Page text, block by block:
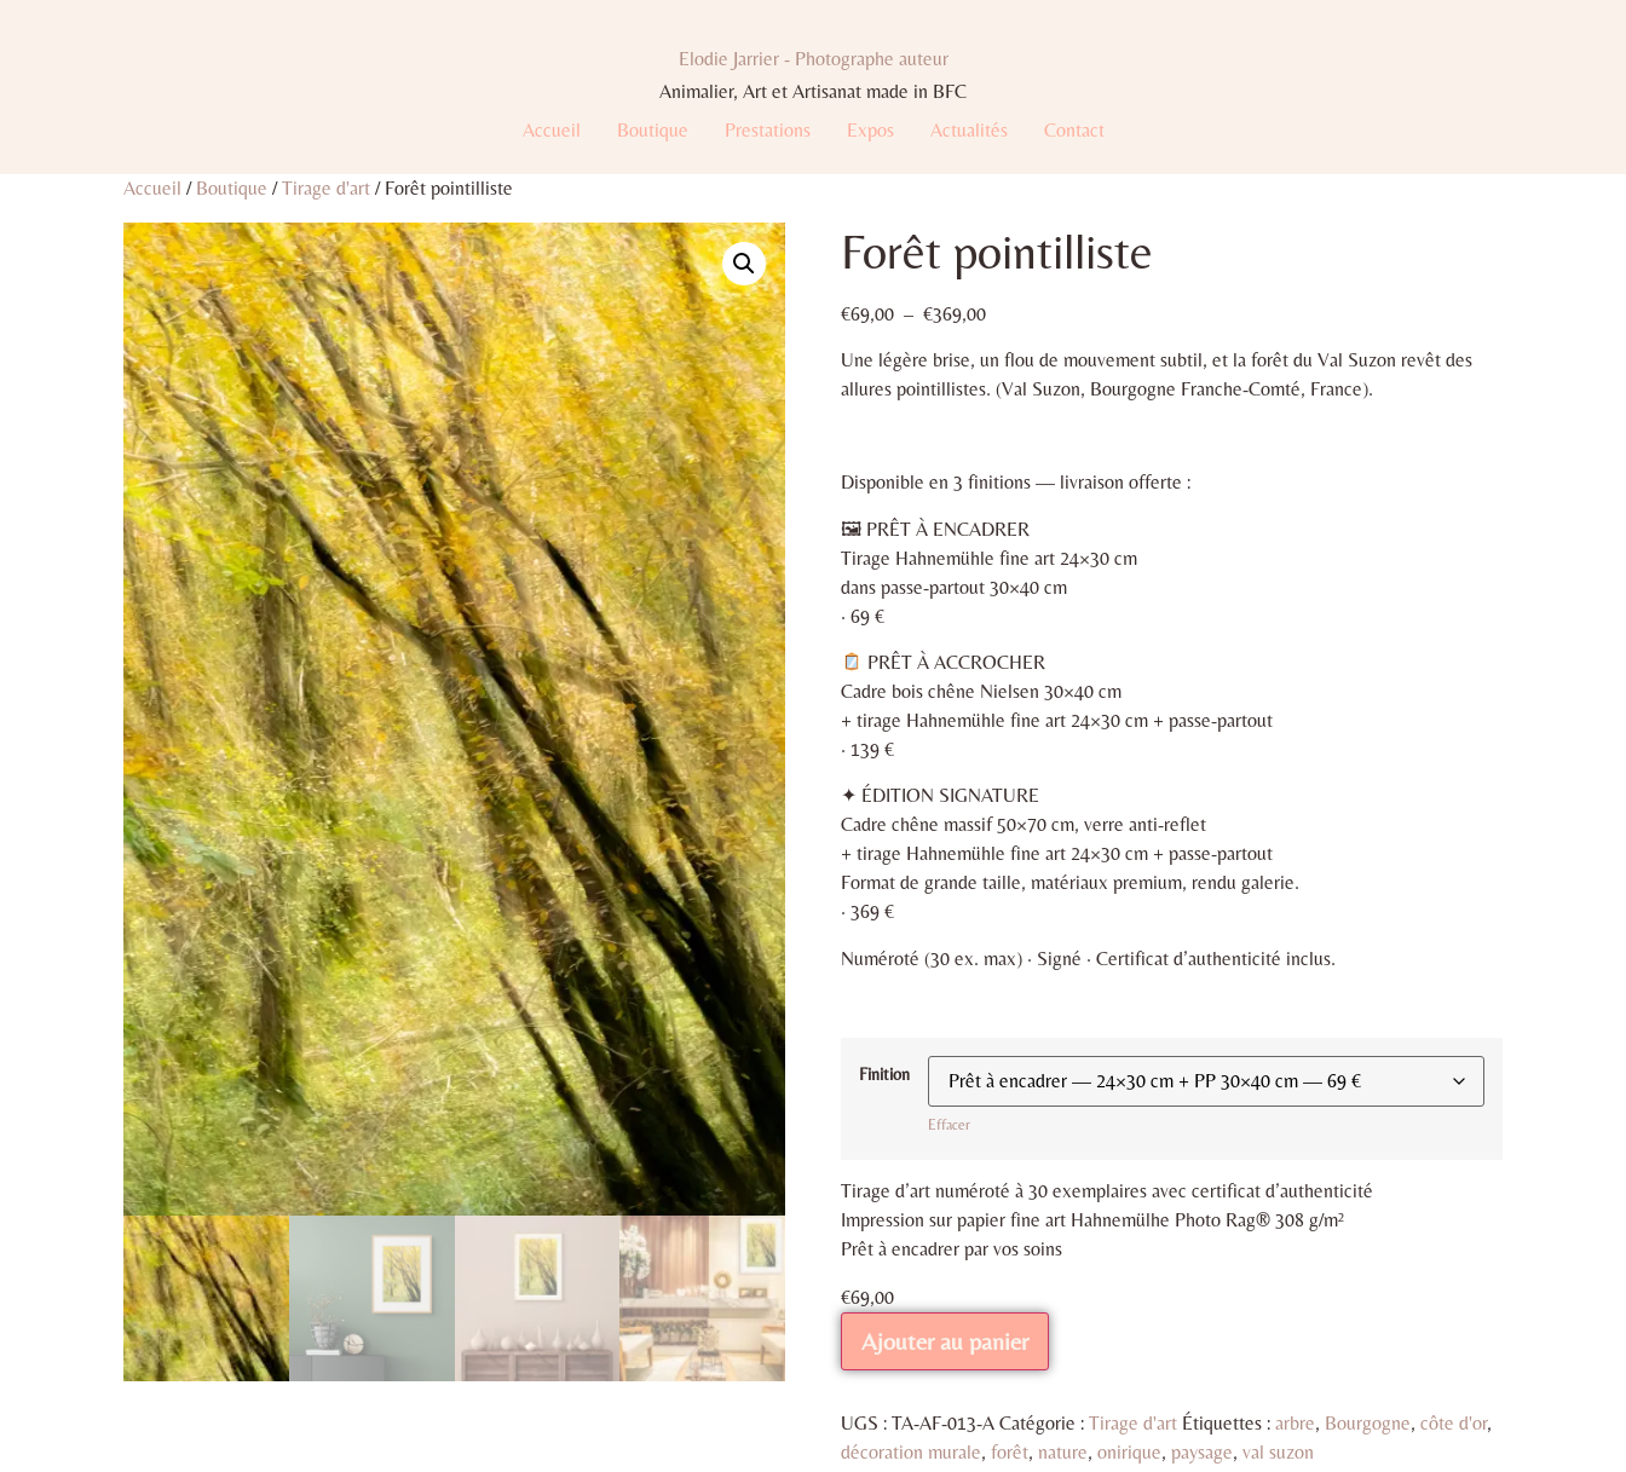
Elodie Jarrier - Photographe auteur
Animalier, Art et Artisanat made in BFC
Accueil
Boutique Prestations Expos Actualités Contact
Accueil / Boutique /Tirage d'art / Forêt pointilliste
Forêt pointilliste
€69,00 – €369,00
Une légère brise, un flou de mouvement subtil, et la forêt du Val Suzon revêt des
allures pointillistes. (Val Suzon, Bourgogne Franche-Comté, France).
Disponible en 3 finitions — livraison offerte :
🖼 PRÊT À ENCADRER
Tirage Hahnemühle fine art 24×30 cm
dans passe-partout 30×40 cm
· 69 €
PRÊT À ACCROCHER
Cadre bois chêne Nielsen 30×40 cm
+ tirage Hahnemühle fine art 24×30 cm + passe-partout
· 139 €
✦ ÉDITION SIGNATURE
Cadre chêne massif 50×70 cm, verre anti-reflet
+ tirage Hahnemühle fine art 24×30 cm + passe-partout
Format de grande taille, matériaux premium, rendu galerie.
· 369 €
Numéroté (30 ex. max) · Signé · Certificat d’authenticité inclus.
Finition
Effacer
Tirage d’art numéroté à 30 exemplaires avec certificat d’authenticité
Impression sur papier fine art Hahnemülhe Photo Rag® 308 g/m²
Prêt à encadrer par vos soins
€69,00
Ajouter au panier
UGS : TA-AF-013-A Catégorie : Tirage d'art Étiquettes : arbre, Bourgogne, côte d'or,
décoration murale, forêt, nature, onirique, paysage, val suzon